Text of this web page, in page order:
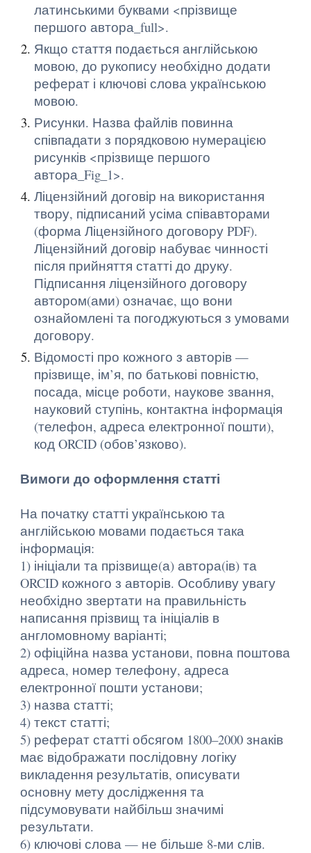
латинськими буквами <прізвище
першого автора_full>.
Якщо стаття подається англійською
мовою, до рукопису необхідно додати
реферат і ключові слова українською
мовою.
Рисунки. Назва файлів повинна
співпадати з порядковою нумерацією
рисунків <прізвище першого
автора_Fig_1>.
Ліцензійний договір на використання
твору, підписаний усіма співавторами
(форма Ліцензійного договору PDF).
Ліцензійний договір набуває чинності
після прийняття статті до друку.
Підписання ліцензійного договору
автором(ами) означає, що вони
ознайомлені та погоджуються з умовами
договору.
Відомості про кожного з авторів —
прізвище, ім’я, по батькові повністю,
посада, місце роботи, наукове звання,
науковий ступінь, контактна інформація
(телефон, адреса електронної пошти),
код ORCID (обов’язково).
Вимоги до оформлення статті
На початку статті українською та
англійською мовами подається така
інформація:
1) ініціали та прізвище(а) автора(ів) та
ORCID кожного з авторів. Особливу увагу
необхідно звертати на правильність
написання прізвищ та ініціалів в
англомовному варіанті;
2) офіційна назва установи, повна поштова
адреса, номер телефону, адреса
електронної пошти установи;
3) назва статті;
4) текст статті;
5) реферат статті обсягом 1800–2000 знаків
має відображати послідовну логіку
викладення результатів, описувати
основну мету дослідження та
підсумовувати найбільш значимі
результати.
6) ключові слова — не більше 8-ми слів.